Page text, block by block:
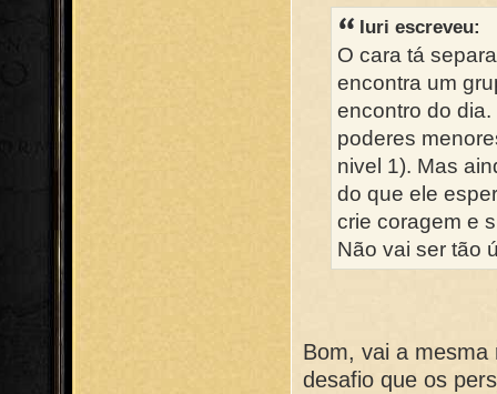
Iuri escreveu:
O cara tá
encontra um
encontro do
poderes
nivel 1). Mas
do que ele
crie coragem e
Não vai ser tão
Bom, vai a
desafio que os